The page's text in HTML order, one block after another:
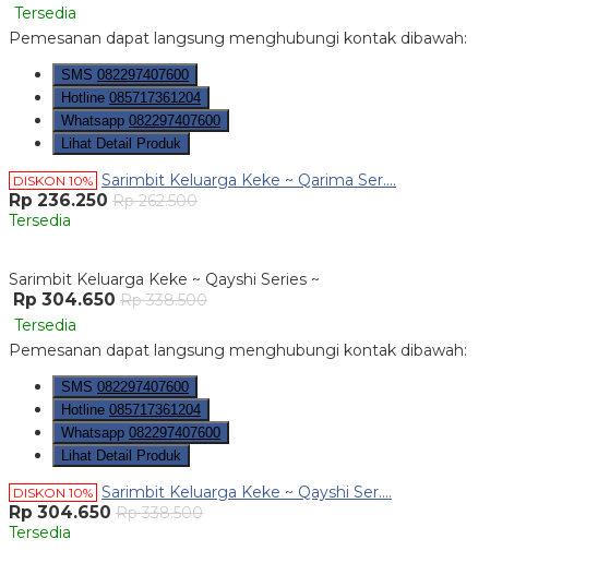
Tersedia
Pemesanan dapat langsung menghubungi kontak dibawah:
SMS 082297407600
Hotline 085717361204
Whatsapp 082297407600
Lihat Detail Produk
DISKON 10% Sarimbit Keluarga Keke ~ Qarima Ser....
Rp 236.250 Rp 262.500
Tersedia
Sarimbit Keluarga Keke ~ Qayshi Series ~
Rp 304.650 Rp 338.500
Tersedia
Pemesanan dapat langsung menghubungi kontak dibawah:
SMS 082297407600
Hotline 085717361204
Whatsapp 082297407600
Lihat Detail Produk
DISKON 10% Sarimbit Keluarga Keke ~ Qayshi Ser....
Rp 304.650 Rp 338.500
Tersedia